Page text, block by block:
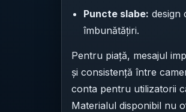
Puncte slabe: design
îmbunătățiri.
Pentru piață, mesajul
și consistență între
conta pentru utilizatorii
Materialul disponibil nu